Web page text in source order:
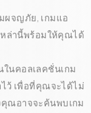
ผจญภัย, เกมแอ
หล่านี้พร้อมให้คุณได้
ในคอลเลคชั่นเกม
ไว้ เพื่อที่คุณจะได้ไม่
ณอาจจะค้นพบเกม